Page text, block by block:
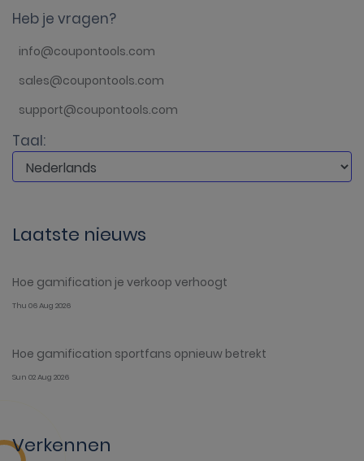
Heb je vragen?
info@coupontools.com
sales@coupontools.com
support@coupontools.com
Taal:
Laatste nieuws
Hoe gamification je verkoop verhoogt
Thu 06 Aug 2026
Hoe gamification sportfans opnieuw betrekt
Sun 02 Aug 2026
Verkennen